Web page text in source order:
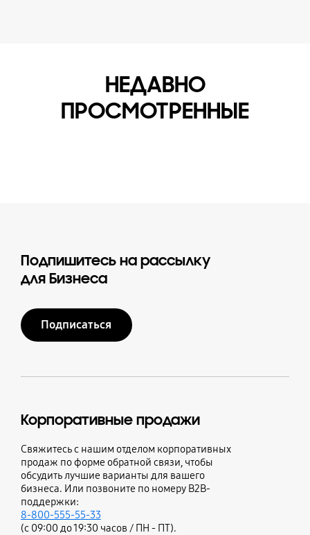
НЕДАВНО
ПРОСМОТРЕННЫЕ
Подпишитесь на рассылку
для Бизнеса
Подписаться
Корпоративные продажи
Свяжитесь с нашим отделом корпоративных
продаж по форме обратной связи, чтобы
обсудить лучшие варианты для вашего
бизнеса. Или позвоните по номеру B2B-
поддержки:
8-800-555-55-33
(с 09:00 до 19:30 часов / ПН - ПТ).